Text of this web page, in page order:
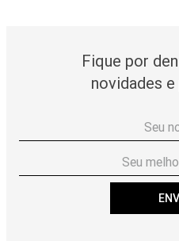
Fique por
novidades